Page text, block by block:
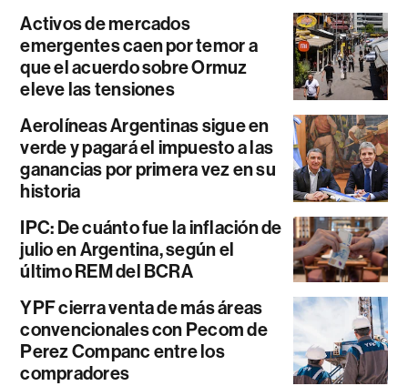
Activos de mercados
emergentes caen por temor a
que el acuerdo sobre Ormuz
eleve las tensiones
Aerolíneas Argentinas sigue en
verde y pagará el impuesto a las
ganancias por primera vez en su
historia
IPC: De cuánto fue la inflación de
julio en Argentina, según el
último REM del BCRA
YPF cierra venta de más áreas
convencionales con Pecom de
Perez Companc entre los
compradores